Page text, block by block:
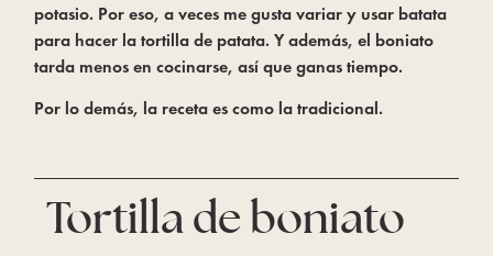
potasio. Por eso, a veces me gusta variar y usar batata
para hacer la tortilla de patata. Y además, el boniato
tarda menos en cocinarse, así que ganas tiempo.
Por lo demás, la receta es como la tradicional.
Tortilla de boniato